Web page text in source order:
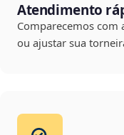
Atendimento
Comparecemos
ou ajustar sua